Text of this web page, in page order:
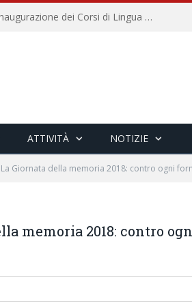
Università per Stranieri di Siena – Inaugurazione dei Corsi di Lingua e Cultura Italiana, 109a annata
ATTIVITÀ NOTIZIE
La Giornata della memoria 2018: contro ogni
memoria 2018: contro